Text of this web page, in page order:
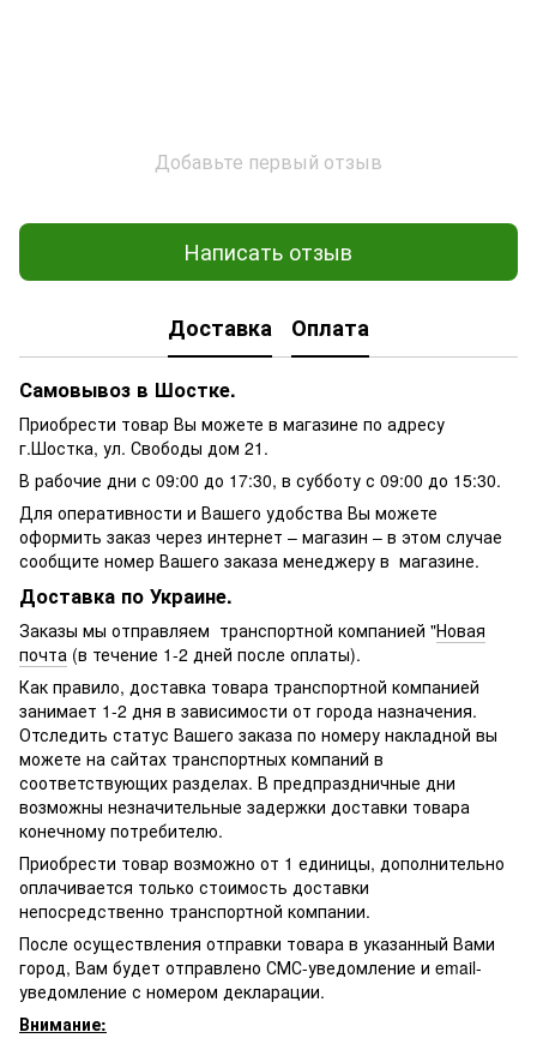
Добавьте первый отзыв
Написать отзыв
Доставка Оплата
Самовывоз в Шостке.
Приобрести товар Вы можете в магазине по адресу
г.Шостка, ул. Свободы дом 21.
В рабочие дни с 09:00 до 17:30, в субботу с 09:00 до 15:30.
Для оперативности и Вашего удобства Вы можете
оформить заказ через интернет – магазин – в этом случае
сообщите номер Вашего заказа менеджеру в магазине.
Доставка по Украине.
Заказы мы отправляем транспортной компанией "Новая
почта (в течение 1-2 дней после оплаты).
Как правило, доставка товара транспортной компанией
занимает 1-2 дня в зависимости от города назначения.
Отследить статус Вашего заказа по номеру накладной вы
можете на сайтах транспортных компаний в
соответствующих разделах. В предпраздничные дни
возможны незначительные задержки доставки товара
конечному потребителю.
Приобрести товар возможно от 1 единицы, дополнительно
оплачивается только стоимость доставки
непосредственно транспортной компании.
После осуществления отправки товара в указанный Вами
город, Вам будет отправлено СМС-уведомление и email-
уведомление с номером декларации.
Внимание: